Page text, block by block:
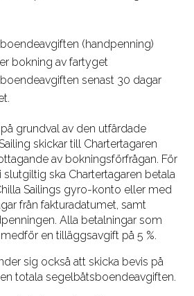
(handpenning)
bokning av fartyget
senast 30 dagar
grundval av den utfärdade
skickar till Chartertagaren
av bokningsförfrågan. För
ska Chartertagaren betala
Sailings gyro-konto eller med
från fakturadatumet, samt
Alla betalningar som
en tilläggsavgift på 5 %.
sig också att skicka bevis på
totala segelbåtsboendeavgiften.